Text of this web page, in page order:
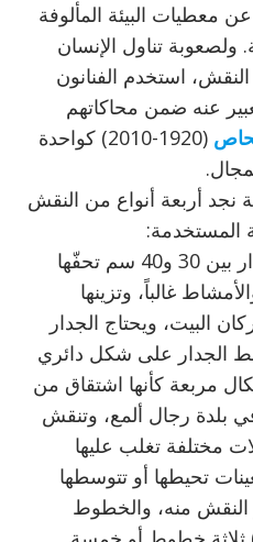
معطيات البيئة المألوفة
ولصعوبة تناول الإنسان
استخدم الفنانون
عنه ضمن محاكاتهم
(1920-2010) كواحدة
نجد أربعة أنواع من النقش
المستخدمة:
1 ـ الختام: وسمكها في الجدار بين 30 و40 سم تحفّها
غالباً، وتزينها
البيت، ويحتاج الجدار
الجدار على شكل دائري
مربعة كأنها اشتقاق من
رجال ألمع، وتنقش
مختلفة تغلب عليها
تحيطها أو تتوسطها
النقش منه، والخطوط